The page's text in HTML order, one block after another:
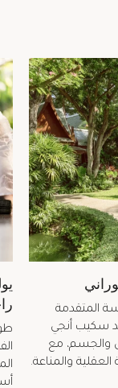
المتقدمة
سكيب أنجي
والجسم، مع
والمناعة.